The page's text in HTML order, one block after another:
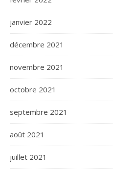
janvier 2022
décembre 2021
novembre 2021
octobre 2021
septembre 2021
août 2021
juillet 2021